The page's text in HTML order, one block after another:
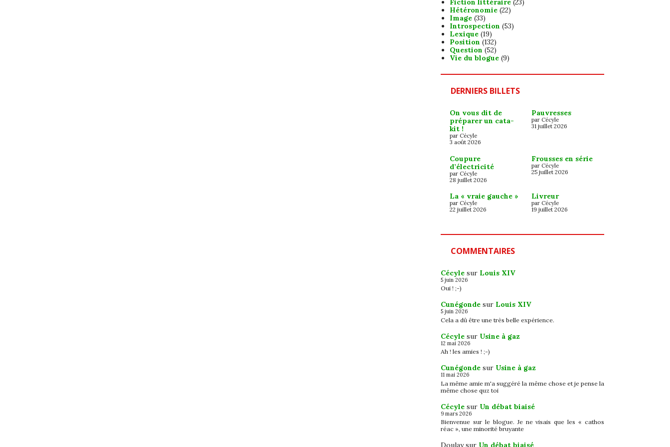
Fiction littéraire(23)
Hétéronomie(22)
Image(33)
Introspection (53)
Lexique(19)
Position (132)
Question (52)
Vie du blogue(9)
DERNIERS BILLETS
On vous dit de
préparer un cata-
kit !
par Cécyle
3 août 2026
Pauvresses
par Cécyle
31 juillet 2026
Coupure
d’électricité
par Cécyle
28 juillet 2026
Frousses en série
par Cécyle
25 juillet 2026
La « vraie gauche »
par Cécyle
22 juillet 2026
Livreur
par Cécyle
19 juillet 2026
COMMENTAIRES
Cécyle sur Louis XIV
5 juin 2026
Oui ! ;-)
Cunégonde sur Louis XIV
5 juin 2026
Cela a dû être une très belle expérience.
Cécyle sur Usine à gaz
12 mai 2026
Ah ! les amies ! ;-)
Cunégonde sur Usine à gaz
11 mai 2026
La même amie m'a suggéré la même chose et je pense la
même chose quz toi
Cécyle sur Un débat biaisé
9 mars 2026
Bienvenue sur le blogue. Je ne visais que les « cathos
réac », une minorité bruyante